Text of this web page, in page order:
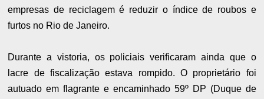
empresas de reciclagem é reduzir o índice de roubos e
furtos no Rio de Janeiro.
Durante a vistoria, os policiais verificaram ainda que o
lacre de fiscalização estava rompido. O proprietário foi
autuado em flagrante e encaminhado 59º DP (Duque de